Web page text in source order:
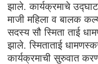
झाले. कार्यक्रमाचे
माजी महिला व बालक
सदस्य सौ स्मिता ताई
झाले. स्मिताताई
कार्यक्रमाची सुरुवात